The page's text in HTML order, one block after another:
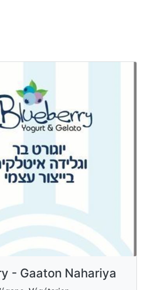
- Gaaton Nahariya